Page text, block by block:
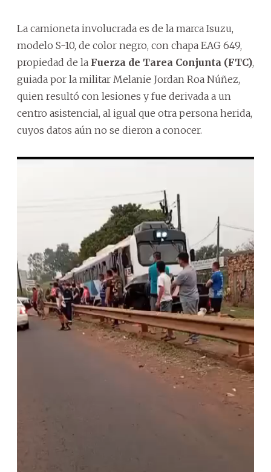
La camioneta involucrada es de la marca Isuzu,
modelo S-10, de color negro, con chapa EAG 649,
propiedad de la Fuerza de Tarea Conjunta (FTC),
guiada por la militar Melanie Jordan Roa Núñez,
quien resultó con lesiones y fue derivada a un
centro asistencial, al igual que otra persona herida,
cuyos datos aún no se dieron a conocer.